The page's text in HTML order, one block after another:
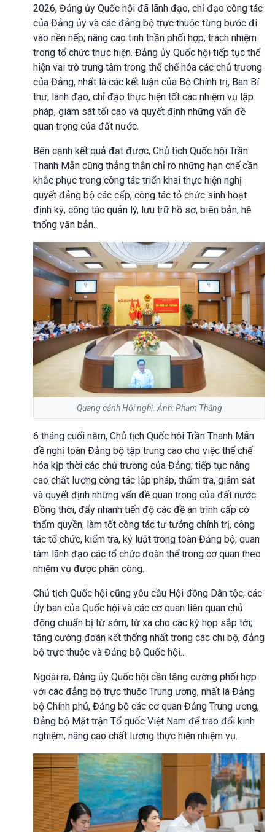
2026, Đảng ủy Quốc hội đã lãnh đạo, chỉ đạo công tác
của Đảng ủy và các đảng bộ trực thuộc từng bước đi
vào nền nếp; nâng cao tinh thần phối hợp, trách nhiệm
trong tổ chức thực hiện. Đảng ủy Quốc hội tiếp tục thể
hiện vai trò trung tâm trong thể chế hóa các chủ trương
của Đảng, nhất là các kết luận của Bộ Chính trị, Ban Bí
thư; lãnh đạo, chỉ đạo thực hiện tốt các nhiệm vụ lập
pháp, giám sát tối cao và quyết định những vấn đề
quan trọng của đất nước.
Bên cạnh kết quả đạt được, Chủ tịch Quốc hội Trần
Thanh Mẫn cũng thẳng thắn chỉ rõ những hạn chế cần
khắc phục trong công tác triển khai thực hiện nghị
quyết đảng bộ các cấp, công tác tỏ chức sinh hoạt
định kỳ, công tác quản lý, lưu trữ hồ sơ, biên bản, hệ
thống văn bản...
Quang cảnh Hội nghị. Ảnh: Phạm Thắng
6 tháng cuối năm, Chủ tịch Quốc hội Trần Thanh Mẫn
đề nghị toàn Đảng bộ tập trung cao cho việc thể chế
hóa kịp thời các chủ trương của Đảng; tiếp tục nâng
cao chất lượng công tác lập pháp, thẩm tra, giám sát
và quyết định những vấn đề quan trọng của đất nước.
Đồng thời, đẩy nhanh tiến độ các đề án trình cấp có
thẩm quyền; làm tốt công tác tư tưởng chính trị, công
tác tổ chức, kiểm tra, kỷ luật trong toàn Đảng bộ; quan
tâm lãnh đạo các tổ chức đoàn thể trong cơ quan theo
nhiệm vụ được phân công.
Chủ tịch Quốc hội cũng yêu cầu Hội đồng Dân tộc, các
Ủy ban của Quốc hội và các cơ quan liên quan chủ
động chuẩn bị từ sớm, từ xa cho các kỳ họp sắp tới;
tăng cường đoàn kết thống nhất trong các chi bộ, đảng
bộ trực thuộc và Đảng bộ Quốc hội...
Ngoài ra, Đảng ủy Quốc hội cần tăng cường phối hợp
với các đảng bộ trực thuộc Trung ương, nhất là Đảng
bộ Chính phủ, Đảng bộ các cơ quan Đảng Trung ương,
Đảng bộ Mặt trận Tổ quốc Việt Nam để trao đổi kinh
nghiệm, nâng cao chất lượng thực hiện nhiệm vụ.